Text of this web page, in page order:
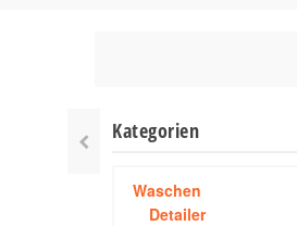
Kategorien
Waschen
Detailer